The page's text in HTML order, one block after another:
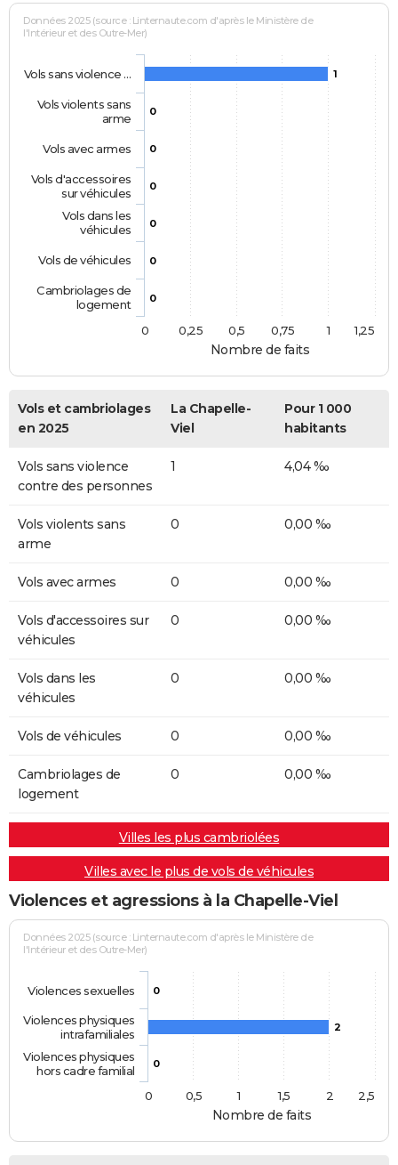
Nombre de faits
Données 2025 (source : Linternaute.com d'après le Ministère de
l'Intérieur et des Outre-Mer)
1
0
0
0
0
0
0
Vols sans violence …
Vols violents sans
arme
Vols avec armes
Vols d'accessoires
sur véhicules
Vols dans les
véhicules
Vols de véhicules
Cambriolages de
logement
0
1
0,25 0,5 0,75 1,25
Vols et cambriolages
en 2025
La Chapelle-
Viel
Pour 1 000
habitants
Vols sans violence
contre des personnes
1 4,04 ‰
Vols violents sans
arme
0 0,00 ‰
Vols avec armes 0 0,00 ‰
Vols d'accessoires sur
véhicules
0 0,00 ‰
Vols dans les
véhicules
0 0,00 ‰
Vols de véhicules 0 0,00 ‰
Cambriolages de
logement
0 0,00 ‰
Villes les plus cambriolées
Villes avec le plus de vols de véhicules
Violences et agressions à la Chapelle-Viel
Nombre de faits
Données 2025 (source : Linternaute.com d'après le Ministère de
l'Intérieur et des Outre-Mer)
0
2
0
Violences sexuelles
Violences physiques
intrafamiliales
Violences physiques
hors cadre familial
0
0,5 1 1,5 2 2,5